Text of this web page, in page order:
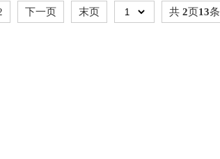
下一页 末页 共 2页13条